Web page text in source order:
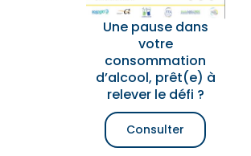
Une pause dans
votre
consommation
d’alcool, prêt(e) à
relever le défi ?
Consulter